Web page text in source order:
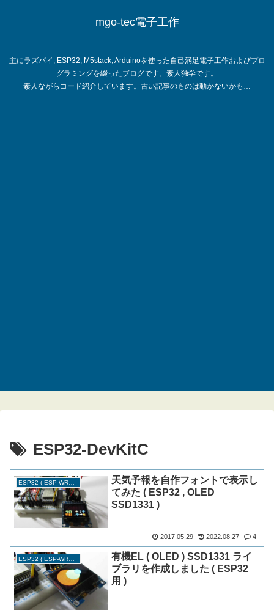
mgo-tec電子工作
主にラズパイ, ESP32, M5stack, Arduinoを使った自己満足電子工作およびプロ
グラミングを綴ったブログです。素人独学です。
ESP32-DevKitC
ESP32 ( ESP-WROOM-32 )
天気予報を自作フォントで表示し
てみた ( ESP32 , OLED
SSD1331 )
2017.05.29 2022.08.27 4
ESP32 ( ESP-WROOM-32 )
有機EL ( OLED ) SSD1331 ライ
ブラリを作成しました ( ESP32
用 )